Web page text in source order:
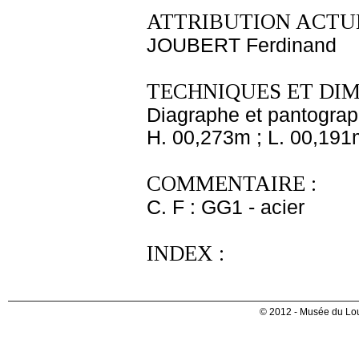
ATTRIBUTION
JOUBERT Ferdinand
TECHNIQUES ET
Diagraphe et
H. 00,273m ; L.
COMMENTAIRE :
C. F : GG1 - acier
INDEX :
© 2012 - Musée du